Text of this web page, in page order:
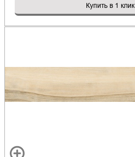
Купить в 1 клик